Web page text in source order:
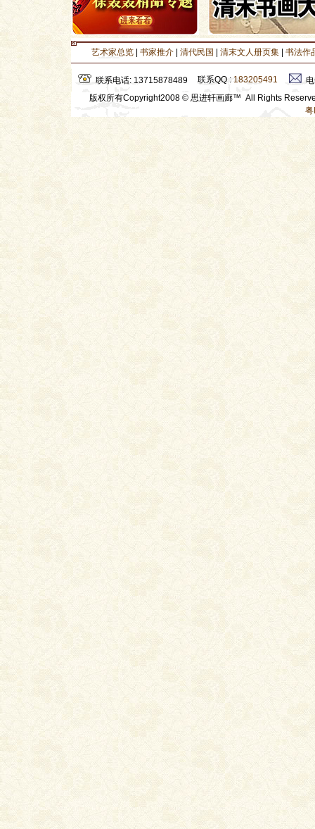
艺术家总览 书家推介 清代民国 清末文人册页集 书法作
联系电话: 13715878489 联系QQ : 183205491
版权所有Copyright2008 © 思进轩画廊™ All Rights